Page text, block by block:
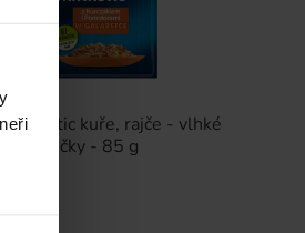
kuře, rajče - vlhké
pro kočky - 85 g